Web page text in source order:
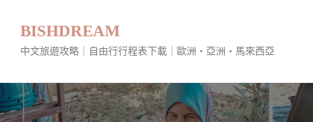
BISHDREAM
中文旅遊攻略｜自由行行程表下載｜歐洲・亞洲・馬來西亞